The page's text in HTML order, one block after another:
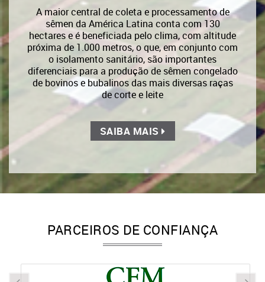
A maior central de coleta e processamento de
sêmen da América Latina conta com 130
hectares e é beneficiada pelo clima, com altitude
próxima de 1.000 metros, o que, em conjunto com
o isolamento sanitário, são importantes
diferenciais para a produção de sêmen congelado
de bovinos e bubalinos das mais diversas raças
de corte e leite
SAIBA MAIS
PARCEIROS DE CONFIANÇA